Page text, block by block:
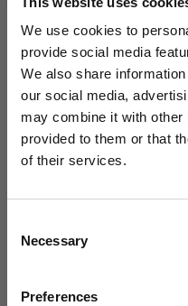
We use cookies to
provide social media
We also share
our social media,
may combine it with other
provided to them or that
of their services.
Selection
Necessary
Preferences
Advies: drink 1,5 tot 2
enkele voedingsstoffen
hydratatie van de huid
Vitamine E:helpt de
waardoor het vocht
Omega-3-vetzuren:
natuurlijke
om grote
Vitamine B5
Schrijf je in en
Je ontvangt
nascholingen, en
naar jouw dagelijkse
Voornaam